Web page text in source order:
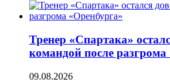
Тренер «Спартака»
командой после
09.08.2026